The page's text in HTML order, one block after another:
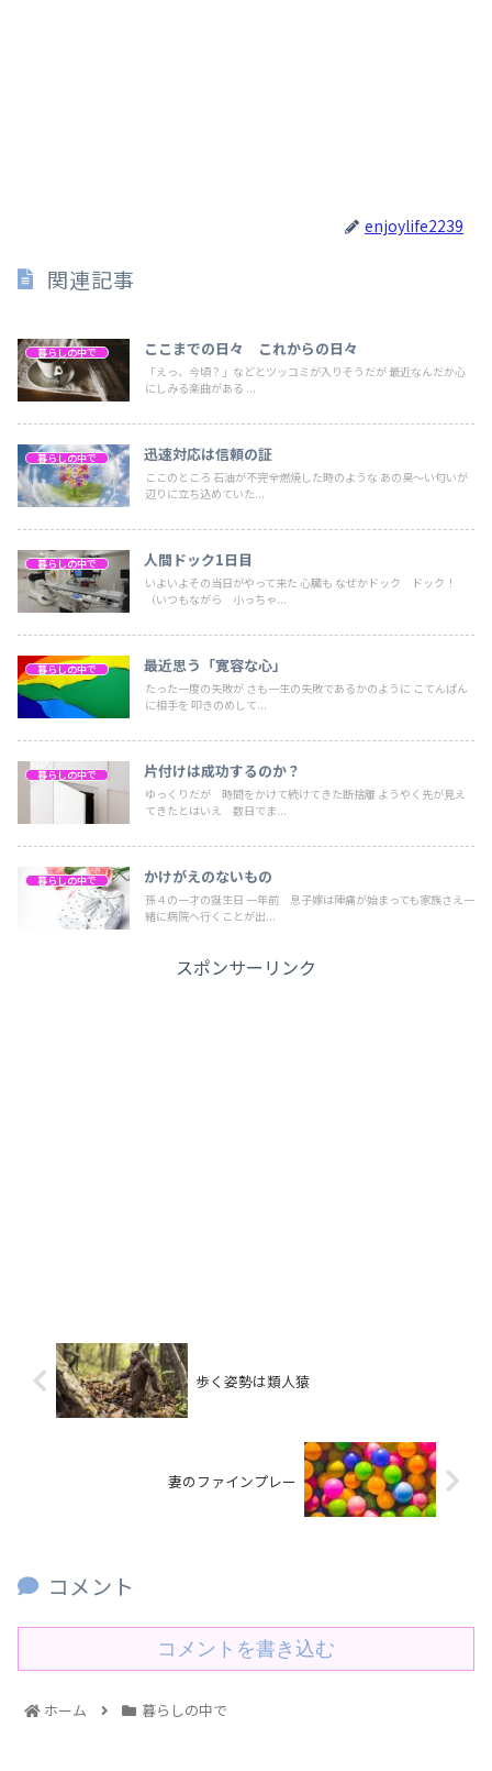
enjoylife2239
関連記事
暮らしの中で ここまでの日々 これからの日々
「えっ、今頃？」などとツッコミが入りそうだが 最近なんだか心
にしみる楽曲がある ...
暮らしの中で 迅速対応は信頼の証
ここのところ 石油が不完全燃焼した時のような あの臭～い匂いが
辺りに立ち込めていた...
暮らしの中で 人間ドック1日目
いよいよその当日がやって来た 心臓も なぜかドック ドック！
（いつもながら 小っちゃ...
暮らしの中で 最近思う「寛容な心」
たった一度の失敗が さも一生の失敗であるかのように こてんぱん
に相手を 叩きのめして...
暮らしの中で 片付けは成功するのか？
ゆっくりだが 時間をかけて続けてきた断捨離 ようやく先が見え
てきたとはいえ 数日でま...
暮らしの中で かけがえのないもの
孫４の一才の誕生日 一年前 息子嫁は陣痛が始まっても家族さえ一
緒に病院へ行くことが出...
スポンサーリンク
歩く姿勢は類人猿
妻のファインプレー
コメント
コメントを書き込む
ホーム 暮らしの中で